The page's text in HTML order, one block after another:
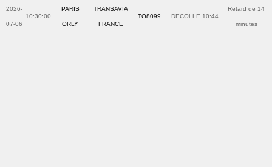
2026-
07-06
10:30:00
PARIS
ORLY
TRANSAVIA
FRANCE
TO8099 DECOLLE 10:44
Retard de 14
minutes